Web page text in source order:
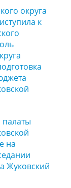
округа
к
палаты
на
Жуковский